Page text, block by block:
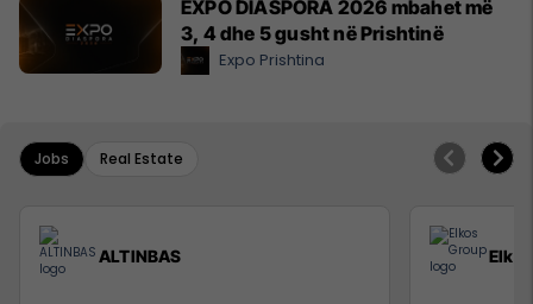
EXPO DIASPORA 2026 mbahet më
3, 4 dhe 5 gusht në Prishtinë
Expo Prishtina
Jobs Real Estate
ALTINBAS